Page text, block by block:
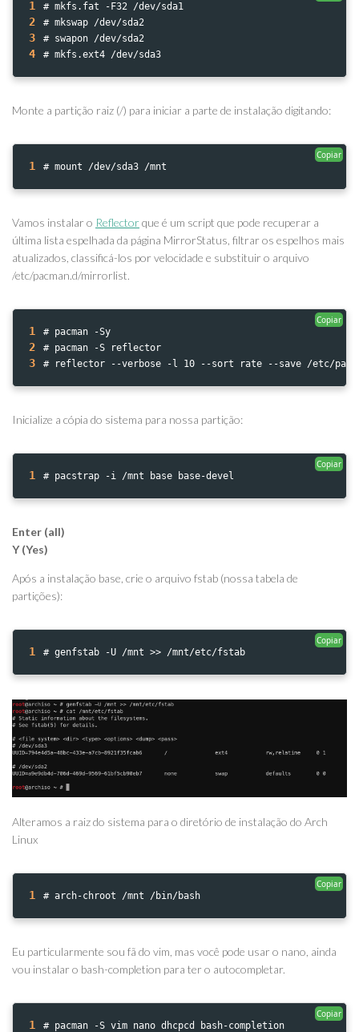
1 # mkfs.fat -F32 /dev/sda1
2 # mkswap /dev/sda2
3 # swapon /dev/sda2
4 # mkfs.ext4 /dev/sda3
Monte a partição raiz (/) para iniciar a parte de instalação digitando:
1 # mount /dev/sda3 /mnt
Copiar
Vamos instalar o Reflectorque é um script que pode recuperar a
última lista espelhada da página MirrorStatus, filtrar os espelhos mais
atualizados, classificá-los por velocidade e substituir o arquivo
/etc/pacman.d/mirrorlist.
1 # pacman -Sy
2 # pacman -S reflector
3 # reflector --verbose -l 10 --sort rate --save /etc/
Copiar
Inicialize a cópia do sistema para nossa partição:
1 # pacstrap -i /mnt base base-devel
Copiar
Enter (all)
Y (Yes)
Após a instalação base, crie o arquivo fstab (nossa tabela de
partições):
1 # genfstab -U /mnt >> /mnt/etc/fstab
Copiar
Alteramos a raiz do sistema para o diretório de instalação do Arch
Linux
1 # arch-chroot /mnt /bin/bash
Copiar
Eu particularmente sou fã do vim, mas você pode usar o nano, ainda
vou instalar o bash-completion para ter o autocompletar.
1 # pacman -S vim nano dhcpcd bash-completion
Copiar